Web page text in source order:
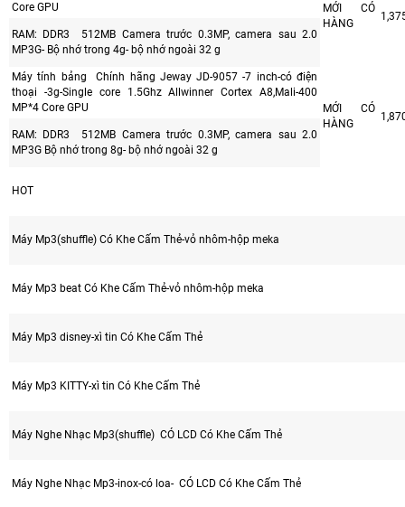
Core GPU
MỚI CÓ
HÀNG
RAM: DDR3 512MB Camera trước 0.3MP, camera sau 2.0
MP3G- Bộ nhớ trong 4g- bộ nhớ ngoài 32 g
Máy tính bảng Chính hãng Jeway JD-9057 -7 inch-có điện
thoại -3g-Single core 1.5Ghz Allwinner Cortex A8,Mali-400
MP*4 Core GPU
MỚI CÓ
HÀNG
RAM: DDR3 512MB Camera trước 0.3MP, camera sau 2.0
MP3G Bộ nhớ trong 8g- bộ nhớ ngoài 32 g
HOT
Máy Mp3(shuffle) Có Khe Cấm Thẻ-vỏ nhôm-hộp meka
Máy Mp3 beat Có Khe Cấm Thẻ-vỏ nhôm-hộp meka
Máy Mp3 disney-xì tin Có Khe Cấm Thẻ
Máy Mp3 KITTY-xì tin Có Khe Cấm Thẻ
Máy Nghe Nhạc Mp3(shuffle) CÓ LCD Có Khe Cấm Thẻ
Máy Nghe Nhạc Mp3-inox-có loa- CÓ LCD Có Khe Cấm Thẻ